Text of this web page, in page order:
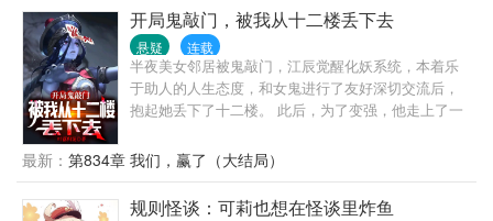
复苏，惊悚游戏降临世间…… "听闻封魂村的那位嫁衣
诡王美艳绝伦。" "听说江城的红衣诡王特别漂亮。" 江
诚懵了，他好像都认识？
开局鬼敲门，被我从十二楼丢下去
悬疑 连载
半夜美女邻居被鬼敲门，江辰觉醒化妖系统，本着乐
于助人的人生态度，和女鬼进行了友好深切交流后，
抱起她丢下了十二楼。 此后，为了变强，他走上了一
业，教育学生鬼。 …… 当恐怖禁墟降临，一尊尊阴神
屹立，世界陷入无边的黑暗 身化大妖的江辰，背负血
色苍穹走出，镇压一切！
最新： 第834章 我们，赢了（大结局）
规则怪谈：可莉也想在怪谈里炸鱼